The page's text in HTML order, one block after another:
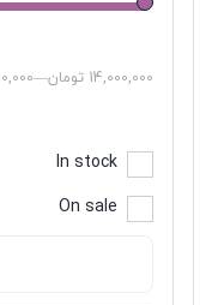
— 14,000,000 تومان
In stock
On sale